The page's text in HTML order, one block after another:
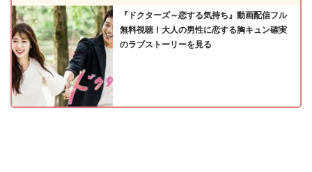
『ドクターズ～恋する気持ち』動画配信フル
無料視聴！大人の男性に恋する胸キュン確実
のラブストーリーを見る